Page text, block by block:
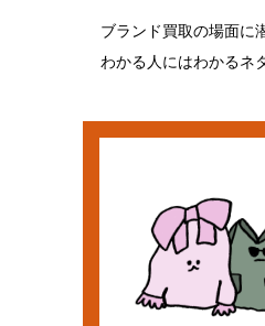
ブランド買取の場面に
わかる人にはわかるネ
流行遅れだと